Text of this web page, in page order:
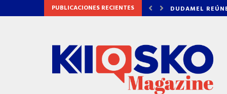
PUBLICACIONES RECIENTES
A LOS TIGRES DEL NORTE, LILA... LOS